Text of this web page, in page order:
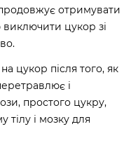
отримувати
цукор зі
цукор після того, як
і
простого цукру,
тілу і мозку для